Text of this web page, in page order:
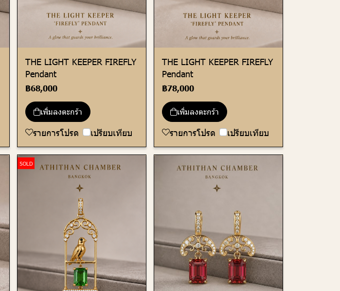
THE LIGHT KEEPER FIREFLY
Pendant
฿68,000
เพิ่มลงตะกร้า
รายการโปรด เปรียบเทียบ
THE LIGHT KEEPER FIREFLY
Pendant
฿78,000
เพิ่มลงตะกร้า
รายการโปรด เปรียบเทียบ
SOLD